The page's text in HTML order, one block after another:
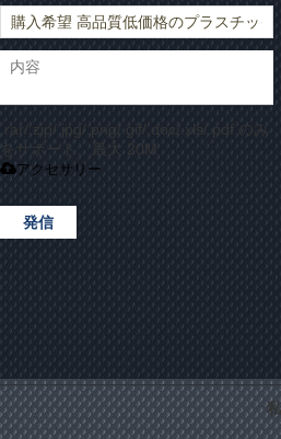
.rar/.zip/.jpg/.png/.gif/.doc/.xls/.pdf のみ
をサポート、最大 20M
アクセサリー
発信